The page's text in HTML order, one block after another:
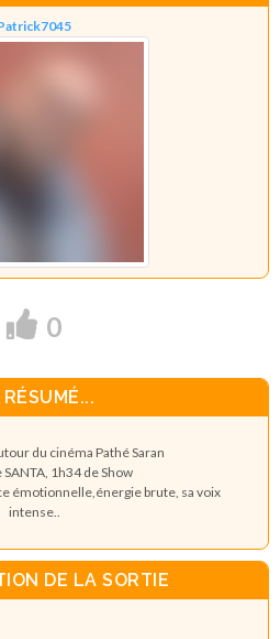
0
RÉSUMÉ...
du cinéma Pathé Saran
1h34 de Show
émotionnelle,énergie brute, sa voix
intense..
DE LA SORTIE